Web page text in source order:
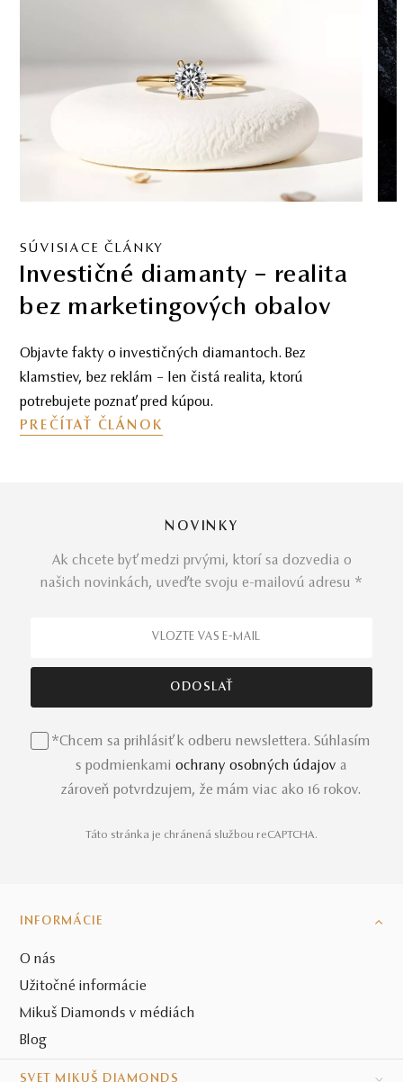
SÚVISIACE ČLÁNKY
Čierny diamant: Ikona
elegancie s nádychom
tajomna
Objavte čierne diamanty ako symbol sily, štýlu a
individuality – od ikonických módnych doplnkov až
po zásnubné prstene a luxusné šperky od Mikuš
NOVINKY
našich novinkách, uveďte svoju e-mailovú adresu *
*Chcem sa prihlásiť k odberu newslettera. Súhlasím
INFORMÁCIE
O nás
Užitočné informácie
Mikuš Diamonds v médiách